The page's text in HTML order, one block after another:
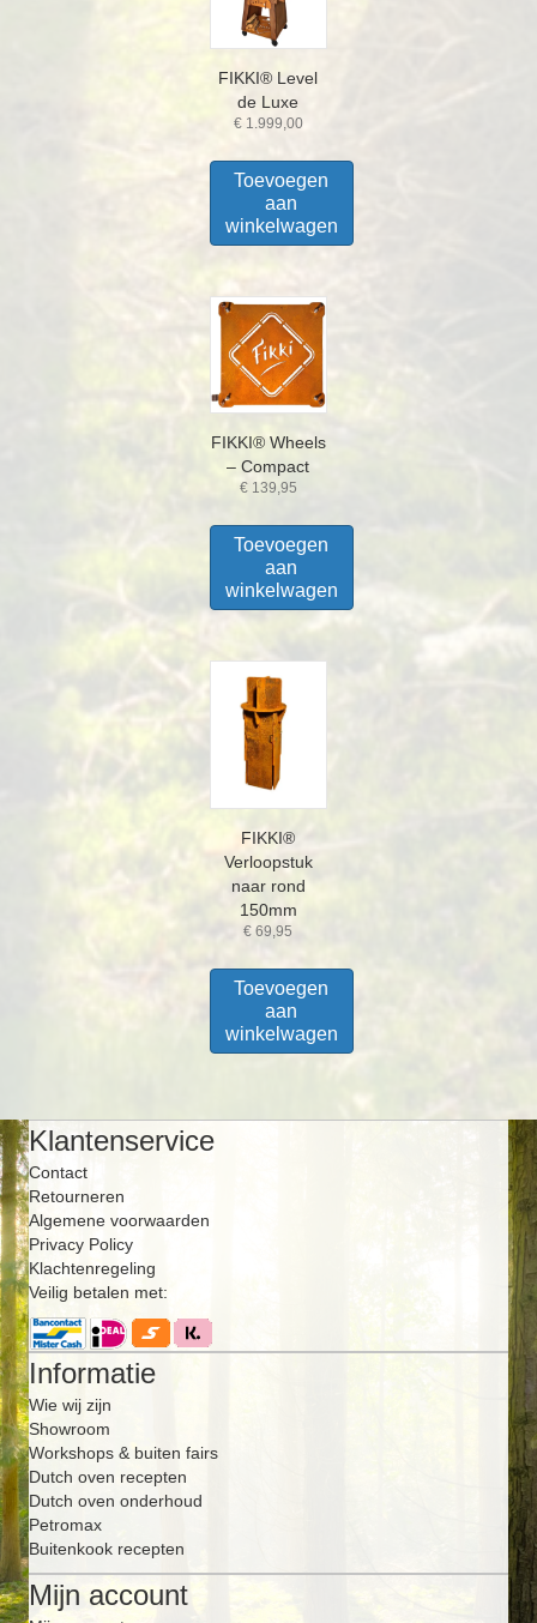
FIKKI® Level
de Luxe
€1.999,00
Toevoegen
aan
winkelwagen
FIKKI® Wheels
– Compact
€139,95
Toevoegen
aan
winkelwagen
FIKKI®
Verloopstuk
naar rond
150mm
€ 69,95
Toevoegen
aan
winkelwagen
Klantenservice
Contact
Retourneren
Algemene voorwaarden
Privacy Policy
Klachtenregeling
Veilig betalen met:
Informatie
Wie wij zijn
Showroom
Workshops & buiten fairs
Dutch oven recepten
Dutch oven onderhoud
Petromax
Buitenkook recepten
Mijn account